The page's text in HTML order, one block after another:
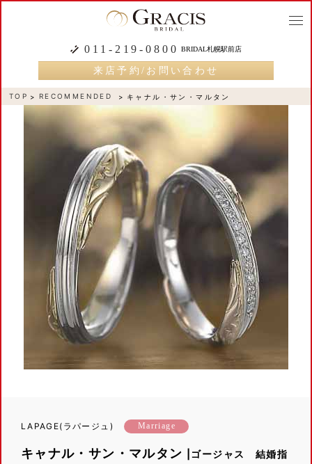
011-219-0800 BRIDAL札幌駅前店
来店予約/お問い合わせ
TOP RECOMMENDED キャナル・サン・マルタン
LAPAGE(ラパージュ) Marriage
キャナル・サン・マルタン
|ゴージャス 結婚指